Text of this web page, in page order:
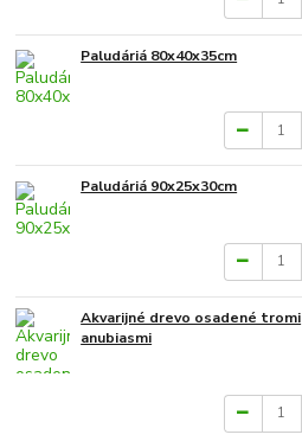
Paludáriá 80x40x35cm
Paludáriá 90x25x30cm
Akvarijné drevo osadené tromi
anubiasmi